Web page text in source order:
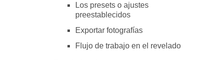
Los presets o ajustes
preestablecidos
Exportar fotografías
Flujo de trabajo en el revelado